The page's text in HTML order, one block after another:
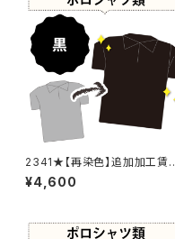
2341★【再染色】追加加工賃・
黒染め
¥4,600